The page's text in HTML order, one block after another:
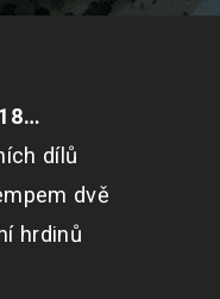
dílů
dvě
hrdinů